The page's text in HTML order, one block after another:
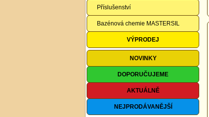
Příslušenství
Bazénová chemie MASTERSIL
VÝPRODEJ
NOVINKY
DOPORUČUJEME
AKTUÁLNĚ
NEJPRODÁVANĚJŠÍ